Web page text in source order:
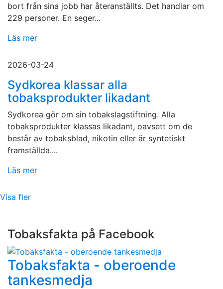
bort från sina jobb har återanställts. Det handlar om
229 personer. En seger...
Läs mer
2026-03-24
Sydkorea klassar alla
tobaksprodukter likadant
Sydkorea gör om sin tobakslagstiftning. Alla
tobaksprodukter klassas likadant, oavsett om de
består av tobaksblad, nikotin eller är syntetiskt
framställda....
Läs mer
Visa fler
Tobaksfakta på Facebook
Tobaksfakta - oberoende
tankesmedja